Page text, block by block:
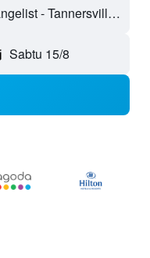
Church of St. John the Evangelist - Tannersville, NY, Amerika Syarikat
Sabtu 15/8